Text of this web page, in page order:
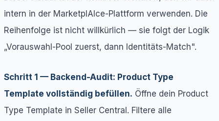
intern in der MarketplAIce-Plattform verwenden. Die
Reihenfolge ist nicht willkürlich — sie folgt der Logik
„Vorauswahl-Pool zuerst, dann Identitäts-Match".
Schritt 1 — Backend-Audit: Product Type
Template vollständig befüllen. Öffne dein Product
Type Template in Seller Central. Filtere alle